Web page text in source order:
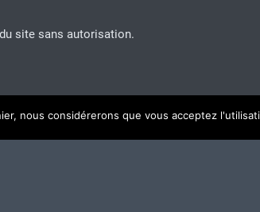
site sans autorisation.
nous considérerons que vous acceptez